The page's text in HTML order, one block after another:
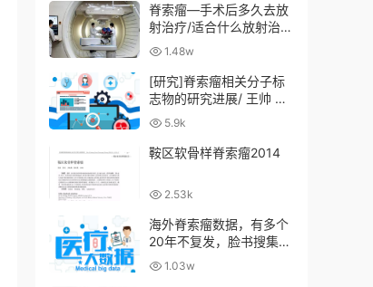
脊索瘤—手术后多久去放
射治疗/适合什么放射治
疗？放射治疗多少钱？
1.48w
[研究]脊索瘤相关分子标
志物的研究进展/ 王帅 张
亚卓2017
5.9k
鞍区软骨样脊索瘤2014
2.53k
海外脊索瘤数据，有多个
20年不复发，脸书搜集数
据，2021年7月再次更新
1.03w